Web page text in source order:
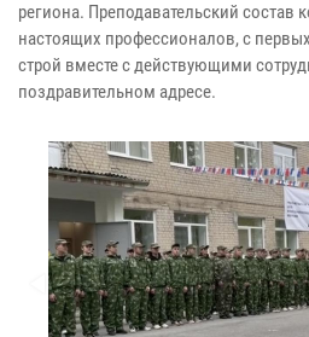
региона. Преподавательский состав
настоящих профессионалов, с
строй вместе с действующими
поздравительном адресе.